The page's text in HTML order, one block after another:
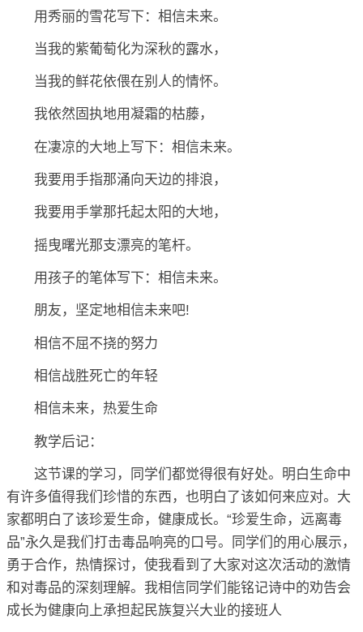
用秀丽的雪花写下：相信未来。
当我的紫葡萄化为深秋的露水，
当我的鲜花依偎在别人的情怀。
我依然固执地用凝霜的枯藤，
在凄凉的大地上写下：相信未来。
我要用手指那涌向天边的排浪，
我要用手掌那托起太阳的大地，
摇曳曙光那支漂亮的笔杆。
用孩子的笔体写下：相信未来。
朋友，坚定地相信未来吧!
相信不屈不挠的努力
相信战胜死亡的年轻
相信未来，热爱生命
教学后记：
这节课的学习，同学们都觉得很有好处。明白生命中
有许多值得我们珍惜的东西，也明白了该如何来应对。大
家都明白了该珍爱生命，健康成长。“珍爱生命，远离毒
品”永久是我们打击毒品响亮的口号。同学们的用心展示，
勇于合作，热情探讨，使我看到了大家对这次活动的激情
和对毒品的深刻理解。我相信同学们能铭记诗中的劝告会
成长为健康向上承担起民族复兴大业的接班人